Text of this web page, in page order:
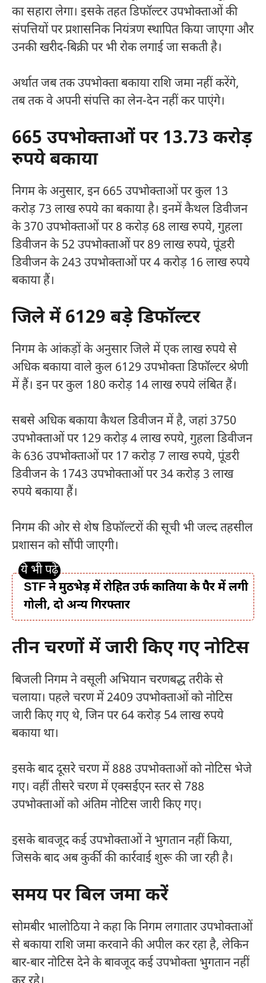
का सहारा लेगा। इसके तहत डिफॉल्टर उपभोक्ताओं की
संपत्तियों पर प्रशासनिक नियंत्रण स्थापित किया जाएगा और
उनकी खरीद-बिक्री पर भी रोक लगाई जा सकती है।
अर्थात जब तक उपभोक्ता बकाया राशि जमा नहीं करेंगे,
तब तक वे अपनी संपत्ति का लेन-देन नहीं कर पाएंगे।
665 उपभोक्ताओं पर 13.73 करोड़
रुपये बकाया
निगम के अनुसार, इन 665 उपभोक्ताओं पर कुल 13
करोड़ 73 लाख रुपये का बकाया है। इनमें कैथल डिवीजन
के 370 उपभोक्ताओं पर 8 करोड़ 68 लाख रुपये, गुहला
डिवीजन के 52 उपभोक्ताओं पर 89 लाख रुपये, पूंडरी
डिवीजन के 243 उपभोक्ताओं पर 4 करोड़ 16 लाख रुपये
बकाया हैं।
जिले में 6129 बड़े डिफॉल्टर
निगम के आंकड़ों के अनुसार जिले में एक लाख रुपये से
अधिक बकाया वाले कुल 6129 उपभोक्ता डिफॉल्टर श्रेणी
में हैं। इन पर कुल 180 करोड़ 14 लाख रुपये लंबित हैं।
सबसे अधिक बकाया कैथल डिवीजन में है, जहां 3750
उपभोक्ताओं पर 129 करोड़ 4 लाख रुपये, गुहला डिवीजन
के 636 उपभोक्ताओं पर 17 करोड़ 7 लाख रुपये, पूंडरी
डिवीजन के 1743 उपभोक्ताओं पर 34 करोड़ 3 लाख
रुपये बकाया हैं।
निगम की ओर से शेष डिफॉल्टरों की सूची भी जल्द तहसील
प्रशासन को सौंपी जाएगी।
STF ने मुठभेड़ में रोहित उर्फ कातिया के पैर में लगी
गोली, दो अन्य गिरफ्तार
तीन चरणों में जारी किए गए नोटिस
बिजली निगम ने वसूली अभियान चरणबद्ध तरीके से
चलाया। पहले चरण में 2409 उपभोक्ताओं को नोटिस
जारी किए गए थे, जिन पर 64 करोड़ 54 लाख रुपये
बकाया था।
इसके बाद दूसरे चरण में 888 उपभोक्ताओं को नोटिस भेजे
गए। वहीं तीसरे चरण में एक्सईएन स्तर से 788
उपभोक्ताओं को अंतिम नोटिस जारी किए गए।
इसके बावजूद कई उपभोक्ताओं ने भुगतान नहीं किया,
जिसके बाद अब कुर्की की कार्रवाई शुरू की जा रही है।
समय पर बिल जमा करें
सोमबीर भालोठिया ने कहा कि निगम लगातार उपभोक्ताओं
से बकाया राशि जमा करवाने की अपील कर रहा है, लेकिन
बार-बार नोटिस देने के बावजूद कई उपभोक्ता भुगतान नहीं